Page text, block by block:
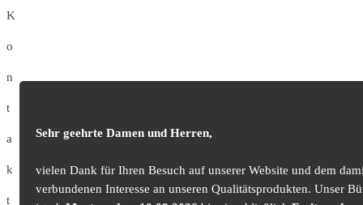
K
o
n
t
a
k
t
Sehr geehrte Damen und Herren,
vielen Dank für Ihren Besuch auf unserer Website und dem
verbundenen Interesse an unseren Qualitätsprodukten. Unser